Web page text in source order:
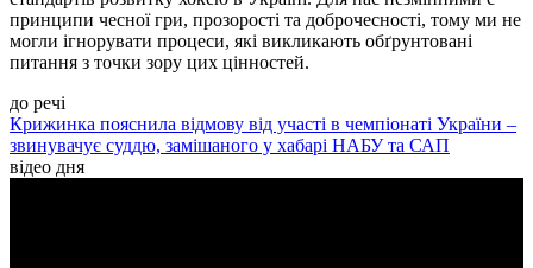
принципи чесної гри, прозорості та доброчесності, тому ми не
могли ігнорувати процеси, які викликають обґрунтовані
питання з точки зору цих цінностей.
до речі
Крижинка пояснила відмову від участі в чемпіонаті України –
звинувачує суддю, замішаного у хабарі НАБУ та САП
відео дня